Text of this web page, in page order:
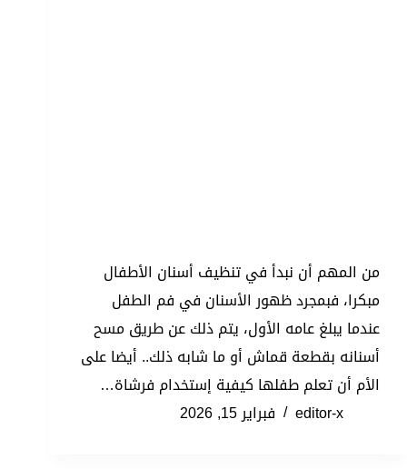
من المهم أن نبدأ في تنظيف أسنان الأطفال
مبكرا، فبمجرد ظهور الأسنان في فم الطفل
عندما يبلغ عامه الأول، يتم ذلك عن طريق مسح
أسنانه بقطعة قماش أو ما شابه ذلك.. أيضا على
الأم أن تعلم طفلها كيفية إستخدام فرشاة…
editor-x
فبراير 15, 2026